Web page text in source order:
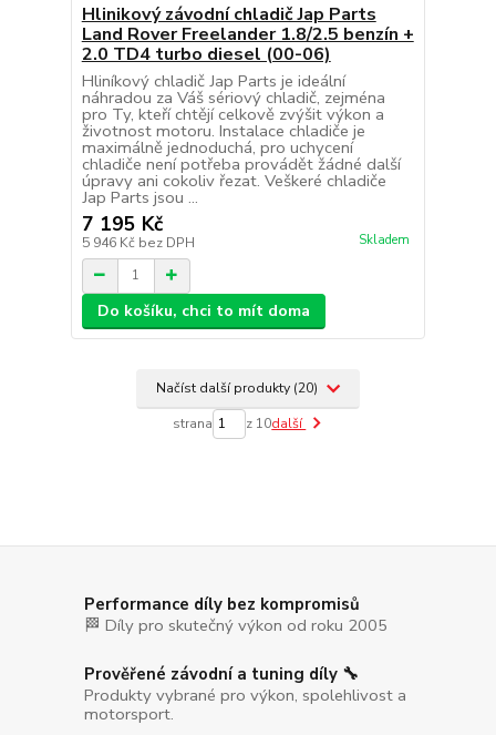
Hlinikový závodní chladič Jap Parts
Land Rover Freelander 1.8/2.5 benzín +
2.0 TD4 turbo diesel (00-06)
Hliníkový chladič Jap Parts je ideální
náhradou za Váš sériový chladič, zejména
pro Ty, kteří chtějí celkově zvýšit výkon a
životnost motoru. Instalace chladiče je
maximálně jednoduchá, pro uchycení
chladiče není potřeba provádět žádné další
úpravy ani cokoliv řezat. Veškeré chladiče
Jap Parts jsou ...
7 195 Kč
5 946 Kč bez DPH Skladem
Do košíku, chci to mít doma
Načíst další produkty (20)
strana z 10další
Performance díly bez kompromisů
🏁 Díly pro skutečný výkon od roku 2005
Prověřené závodní a tuning díly 🔧
Produkty vybrané pro výkon, spolehlivost a
motorsport.